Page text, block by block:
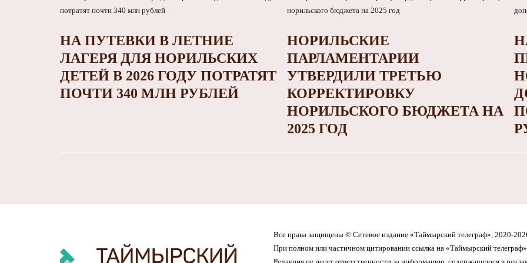
НА ПУТЕВКИ В ЛЕТНИЕ
ЛАГЕРЯ ДЛЯ НОРИЛЬСКИХ
ДЕТЕЙ В 2026 ГОДУ ПОТРАТЯТ
ПОЧТИ 340 МЛН РУБЛЕЙ
НОРИЛЬСКИЕ
ПАРЛАМЕНТАРИИ
УТВЕРДИЛИ ТРЕТЬЮ
КОРРЕКТИРОВКУ
НОРИЛЬСКОГО БЮДЖЕТА НА
2025 ГОД
Все права защищены © Сетевое издание «Таймырский телеграф», 2020-
При полном или частичном цитировании ссылка на «Таймырский телеграф»